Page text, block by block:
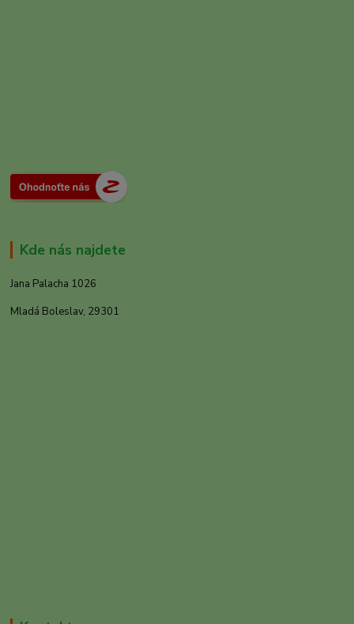
Kde nás najdete
Jana Palacha 1026
Mladá Boleslav, 29301